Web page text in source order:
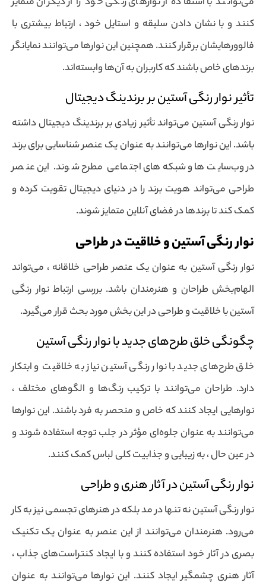
کنند و با نشان دادن سلیقه و استایل خود ، ارتباط بیشتری با
فالوورهایشان برقرار کنند. همچنین این نوارها می‌توانند نمایانگر
برندهای خاص باشند که کاربران به آن‌ها وابسته‌اند.
تأثیر نوار رنگی آستین بر برندینگ دیجیتال
نوار رنگی آستین می‌تواند تأثیر زیادی بر برندینگ دیجیتال داشته
باشد. این نوارها می‌توانند به عنوان یک عنصر شناسایی برای برند
در وب‌سایت‌ها و شبکه‌های اجتماعی مطرح شوند. این عنصر
طراحی می‌تواند هویت برند را در دنیای دیجیتال تقویت کرده و
کمک کند تا برندها در فضای آنلاین متمایز شوند.
نوار رنگی آستین و خلاقیت در طراحی
نوار رنگی آستین به عنوان یک عنصر طراحی خلاقانه ، می‌تواند
الهام‌بخش طراحان و هنرمندان باشد. بررسی ارتباط نوار رنگی
آستین با خلاقیت و طراحی در این بخش مورد بحث قرار می‌گیرد.
چگونگی خلق طرح‌های جدید با نوار رنگی آستین
خلق طرح‌های جدید با نوار رنگی آستین نیاز به خلاقیت و ابتکار
دارد. طراحان می‌توانند با ترکیب رنگ‌ها و الگوهای مختلف ،
نوارهایی ایجاد کنند که خاص و منحصر به فرد باشند. این نوارها
می‌توانند به عنوان جلوه‌ای مؤثر در جلب توجه استفاده شوند و
در عین حال ، به زیبایی و جذابیت کلی لباس کمک کنند.
نوار رنگی آستین در آثار هنری و طراحی
نوار رنگی آستین نه تنها در مد بلکه در هنرهای تجسمی نیز به کار
می‌رود. هنرمندان می‌توانند از این عنصر به عنوان یک تکنیک
بصری در آثار خود استفاده کنند و با ایجاد کنتراست‌های جذاب ،
آثار هنری چشمگیر ایجاد کنند. این نوارها می‌توانند به عنوان